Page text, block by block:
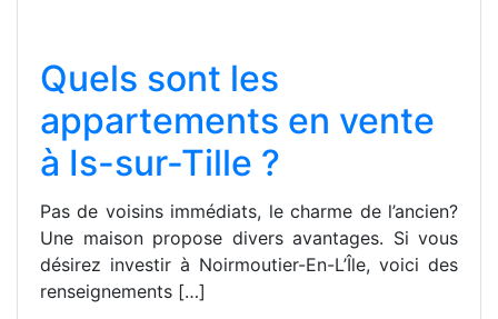
Quels sont les
appartements en vente
à Is-sur-Tille ?
Pas de voisins immédiats, le charme de l’ancien?
Une maison propose divers avantages. Si vous
désirez investir à Noirmoutier-En-L’Île, voici des
renseignements […]